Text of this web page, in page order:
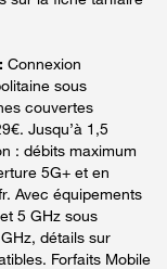
Connexion
sous
couvertes
Jusqu’à 1,5
: débits maximum
5G+ et en
Avec équipements
5 GHz sous
détails sur
Forfaits Mobile